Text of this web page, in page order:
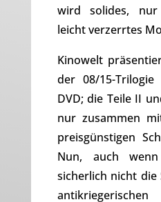
wird solides,
leicht verzerrtes
Kinowelt
der 08/15-
DVD; die Teile II
nur zusammen
preisgünstigen
Nun, auch
sicherlich nicht